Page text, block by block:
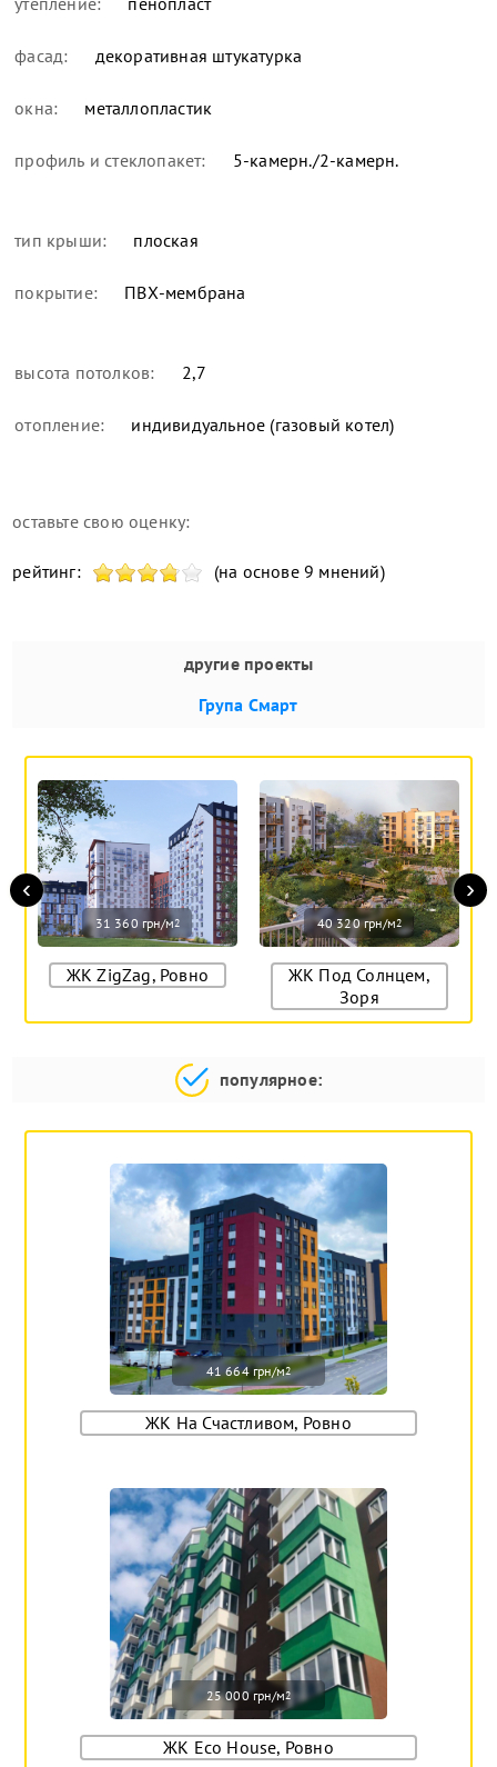
фасад: декоративная штукатурка
окна: металлопластик
профиль и стеклопакет: 5-камерн./2-камерн.
тип крыши: плоская
покрытие: ПВХ-мембрана
высота потолков: 2,7
отопление: индивидуальное (газовый котел)
оставьте свою оценку:
рейтинг: (на основе 9 мнений)
другие проекты
Група Смарт
31 360 грн/м2
ЖК ZigZag, Ровно
40 320 грн/м2
ЖК Под Солнцем,
Зоря
‹ ›
популярное:
41 664 грн/м2
ЖК На Счастливом, Ровно
25 000 грн/м2
ЖК Eco House, Ровно